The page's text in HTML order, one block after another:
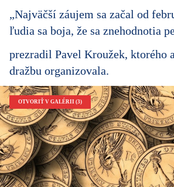
„Najväčší záujem sa začal od
ľudia sa boja, že sa znehodnotia
prezradil Pavel Kroužek, ktorého
dražbu organizovala.
OTVORIŤ V GALÉRII (3)